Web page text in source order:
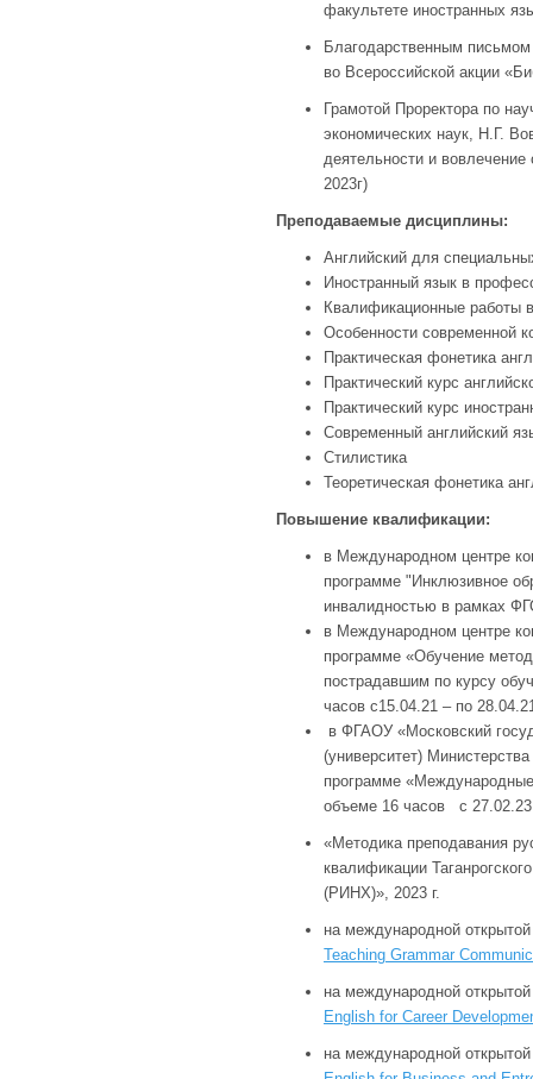
факультете иностранных
Благодарственным
во Всероссийской акции
Грамотой Проректора по
экономических наук, Н.Г.
деятельности и
2023г)
Преподаваемые дисциплины:
Английский для
Иностранный язык в
Квалификационные работы
Особенности современной
Практическая фонетика
Практический курс
Практический курс
Современный английский
Стилистика
Теоретическая фонетика
Повышение квалификации:
в Международном центре
программе "Инклюзивное
инвалидностью в рамках
в Международном центре
программе «Обучение
пострадавшим по курсу
часов с15.04.21 – по
в ФГАОУ «Московский
(университет)
программе
объеме 16 часов с
«Методика преподавания
квалификации
(РИНХ)», 2023 г.
на международной
Teaching Grammar
на международной
English for Career
на международной